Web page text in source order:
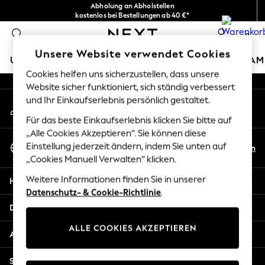
Abholung an Abholstellen
kostenlos bei Bestellungen ab 40 €*
Problemlose Rückgaben*
0
URLAUBS-SHOP MÄDCHEN JUNGEN BABY
HOLIDAY SHOP
Women's Holiday Shop
All Swimwear
All Beachwear
Bags & Accessories
Beach Dresses & Kaftans
Dresses
Flip Flops
Linen Collection
Sandals
Shorts
An error occurred on client
Unsere sozialen Netzwerke
Mein Konto
Melden Sie sich bei Ihrem Konto an
Sprache Auswählen
Deutsch
En
Hilfe
Datenschutz und Rechtliches
Abteilungen
Sonstige Dienstleistungen
Unsere Website verwendet Cookies
Cookies helfen uns sicherzustellen, dass unsere
Website sicher funktioniert, sich ständig verbessert
und Ihr Einkaufserlebnis persönlich gestaltet.
Für das beste Einkaufserlebnis klicken Sie bitte auf
„Alle Cookies Akzeptieren“. Sie können diese
Einstellung jederzeit ändern, indem Sie unten auf
„Cookies Manuell Verwalten“ klicken.
Weitere Informationen finden Sie in unserer
Datenschutz- & Cookie-Richtlinie.
ALLE COOKIES AKZEPTIEREN